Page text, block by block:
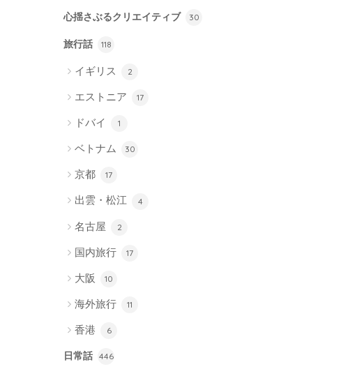
心揺さぶるクリエイティブ 30
旅行話 118
イギリス 2
エストニア 17
ドバイ 1
ベトナム 30
京都 17
出雲・松江 4
名古屋 2
国内旅行 17
大阪 10
海外旅行 11
香港 6
日常話 446